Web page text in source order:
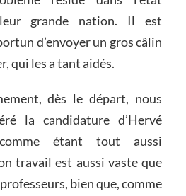
grande nation. Il est
d’envoyer un gros câlin
qui les a tant aidés.
dès le départ, nous
la candidature d’Hervé
étant tout aussi
travail est aussi vaste que
bien que, comme